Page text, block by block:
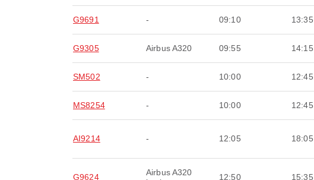
G9691 - 09:10 13:35
G9305 Airbus A320 09:55 14:15
SM502 - 10:00 12:45
MS8254 - 10:00 12:45
AI9214 - 12:05 18:05
G9624
Airbus A320
12:50 15:35